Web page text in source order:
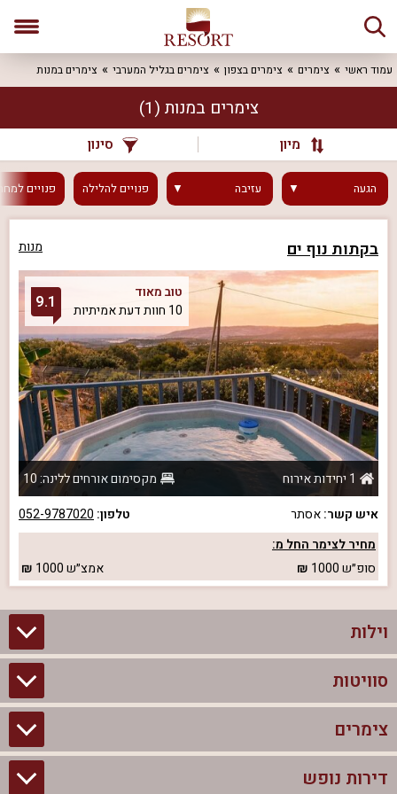
עמוד ראשי צימרים צימרים בצפון צימרים בגליל המערבי צימרים במנות
צימרים במנות (1)
מיון סינון
הגעה עזיבה פנוייםלהלילה פנויים
בקתות נוף ים מנות
טוב מאוד
10 חוות דעת אמיתיות
9.1
1 יחידות אירוח
מקסימום אורחים ללינה: 10
איש קשר:אסתר טלפון: 052-9787020
מחיר לצימר החל מ:
סופ״ש1000 אמצ״ש1000
וילות
וילות בצפון
וילות להשכרה
סוויטות
סוויטות בצפון
צימרים לזוגות עם בריכה פרטית
צימרים
צימרים בצפון
דירות נופש